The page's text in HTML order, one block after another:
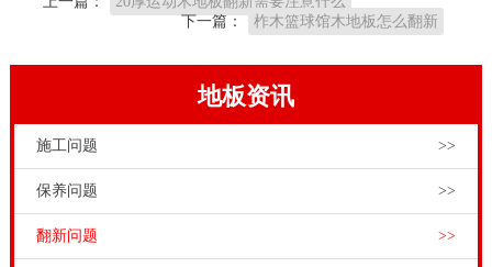
地板浸水，这时该怎么办呢?根据体育木地板浸水情况
养护工作人员，先要对浸水情况进行现场评估，根据浸
翻新要点，13716001635中国体育运动木地板行业，相
比运动木地板小作坊和贴牌运动木地板商家，我国本土
牌体育运动木地板厂家有专业的产品质量，还有丰富的
下一篇：
柞木篮球馆木地板怎么翻新
地板资讯
施工问题 >>
保养问题 >>
翻新问题 >>